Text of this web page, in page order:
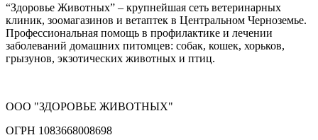
“Здоровье Животных” – крупнейшая сеть ветеринарных
клиник, зоомагазинов и ветаптек в Центральном Черноземье.
Профессиональная помощь в профилактике и лечении
заболеваний домашних питомцев: собак, кошек, хорьков,
грызунов, экзотических животных и птиц.
ООО "ЗДОРОВЬЕ ЖИВОТНЫХ"
ОГРН 1083668008698